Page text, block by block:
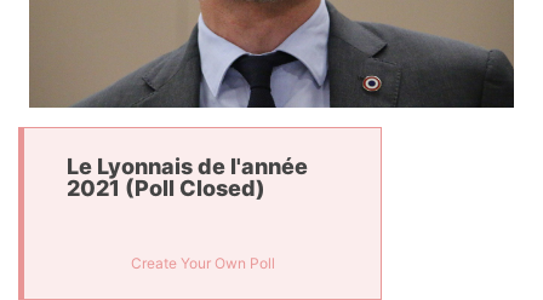
Le Lyonnais de l'année
2021 (Poll Closed)
Create Your Own Poll